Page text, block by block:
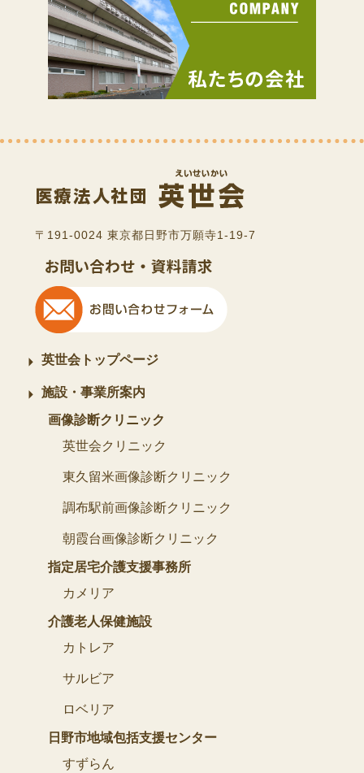
〒191-0024 東京都日野市万願寺1-19-7
英世会トップページ
施設・事業所案内
画像診断クリニック
英世会クリニック
東久留米画像診断クリニック
調布駅前画像診断クリニック
朝霞台画像診断クリニック
指定居宅介護支援事務所
カメリア
介護老人保健施設
カトレア
サルビア
ロベリア
日野市地域包括支援センター
すずらん